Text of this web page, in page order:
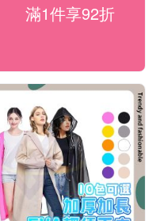
滿1件享92折